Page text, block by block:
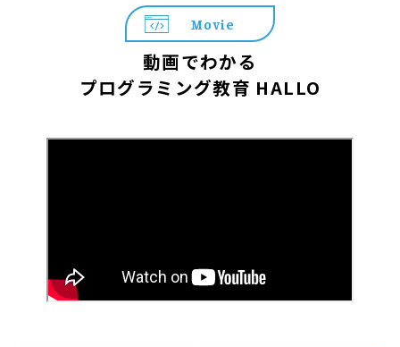
Movie
動画でわかる
プログラミング教育 HALLO